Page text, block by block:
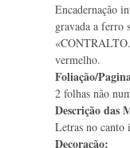
Encadernação
gravada a ferro
vermelho.
Foliação/
2 folhas não
Descrição das
Letras no
Decoração: